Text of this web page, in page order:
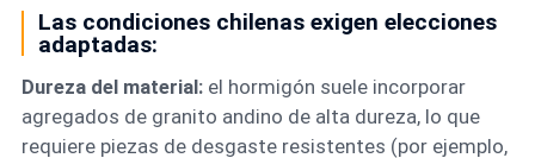
Las condiciones chilenas exigen elecciones
adaptadas:
Dureza del material:el hormigón suele incorporar
agregados de granito andino de alta dureza, lo que
requiere piezas de desgaste resistentes (por ejemplo,